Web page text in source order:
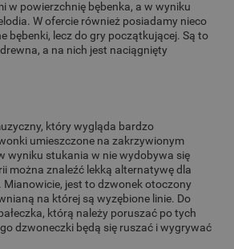
w powierzchnię bębenka, a w wyniku
W ofercie również posiadamy nieco
bębenki, lecz do gry początkującej. Są to
a na nich jest naciągnięty
który wygląda bardzo
umieszczone na zakrzywionym
wyniku stukania w nie wydobywa się
można znaleźć lekką alternatywę dla
jest to dzwonek otoczony
na której są wyzębione linie. Do
którą należy poruszać po tych
dzwoneczki będą się ruszać i wygrywać